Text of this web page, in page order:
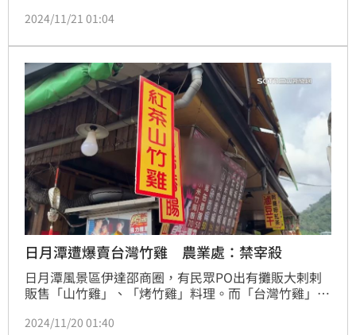
自通霄，還是搭乘南部的貨車來的。
2024/11/21 01:04
日月潭遭爆賣台灣竹雞 農業處：禁宰殺
日月潭風景區伊達邵商圈，有民眾PO出有攤販大剌剌
販售「山竹雞」、「烤竹雞」料理。而「台灣竹雞」是
產野味。對此生態保育專家李璟泓表示，雖然標榜竹
2024/11/20 01:40